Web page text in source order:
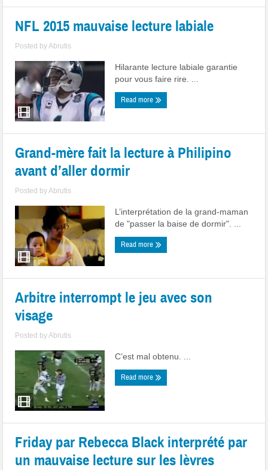
NFL 2015 mauvaise lecture labiale
Posted byAbrutis
Hilarante lecture labiale garantie
pour vous faire rire. ...
Read more
Grand-mère fait la lecture à Philipino
avant d’aller dormir
Posted byAbrutis
L’interprétation de la grand-maman
de "passer la baise de dormir". ...
Read more
Arbitre interrompt le jeu avec son
visage
Posted byAbrutis
C’est mal obtenu. ...
Read more
Friday par Rebecca Black interprété par
un mauvaise lecture sur les lèvres